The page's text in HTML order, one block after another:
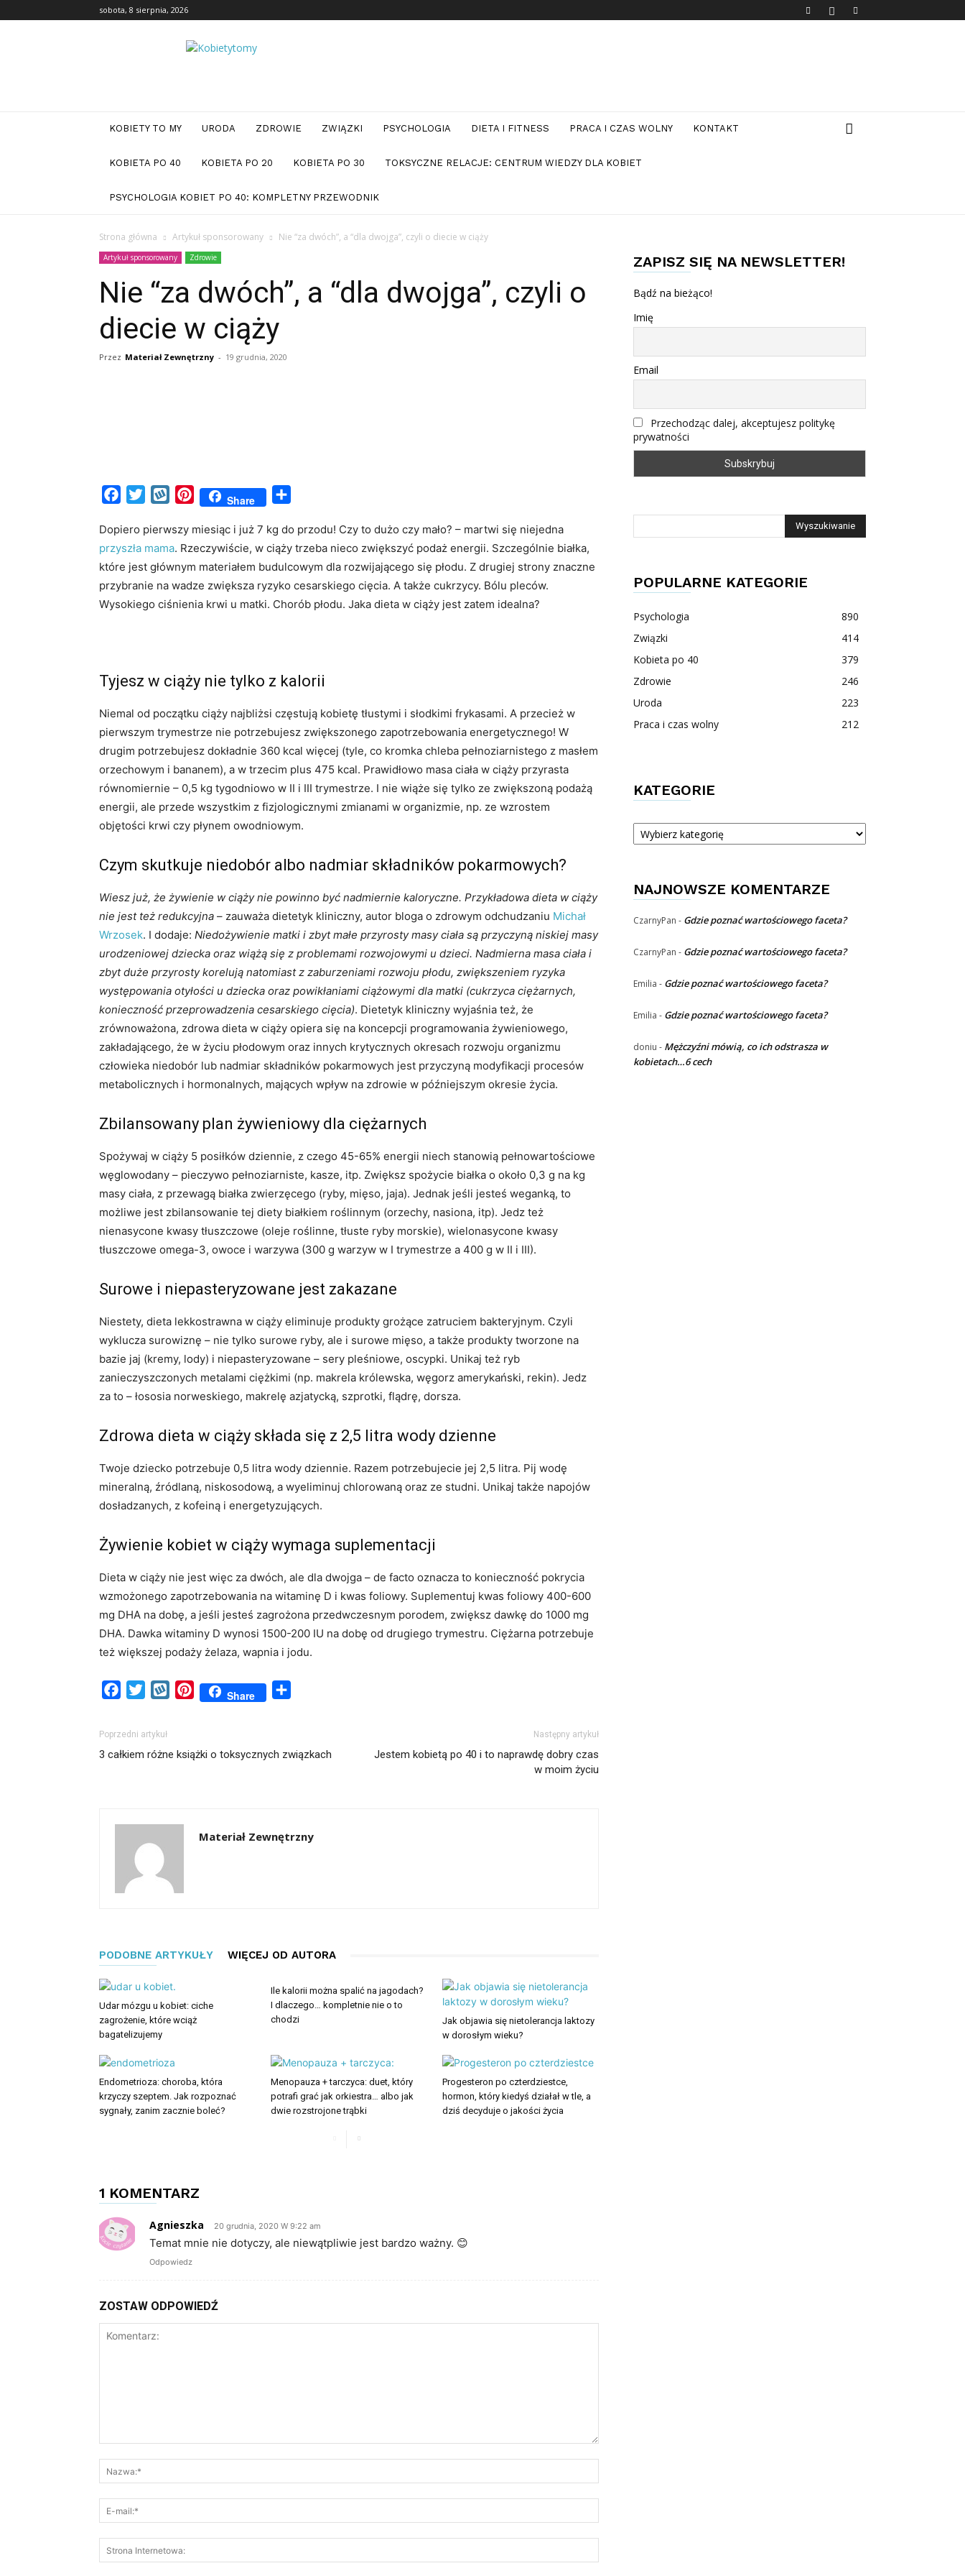
sobota, 8 sierpnia, 2026
Kobiety
KOBIETY TO MY URODA ZDROWIE ZWIĄZKI PSYCHOLOGIA DIETA I FITNESS PRACA I CZAS WOLNY KONTAKT
KOBIETA PO 40 KOBIETA PO 20 KOBIETA PO 30 TOKSYCZNE RELACJE: CENTRUM WIEDZY DLA KOBIET
PSYCHOLOGIA KOBIET PO 40: KOMPLETNY PRZEWODNIK
Strona główna Artykuł sponsorowany Nie “za dwóch”, a “dla dwojga”, czyli o diecie w ciąży
Artykuł sponsorowany Zdrowie
Nie “za dwóch”, a “dla dwojga”, czyli o
diecie w ciąży
Przez Materiał Zewnętrzny - 19 grudnia, 2020
FacebookTwitterWykopPinterestShare
Dopiero pierwszy miesiąc i już 7 kg do przodu! Czy to dużo czy mało? – martwi się niejedna
przyszła mama. Rzeczywiście, w ciąży trzeba nieco zwiększyć podaż energii. Szczególnie białka,
które jest głównym materiałem budulcowym dla rozwijającego się płodu. Z drugiej strony znaczne
przybranie na wadze zwiększa ryzyko cesarskiego cięcia. A także cukrzycy. Bólu pleców.
Wysokiego ciśnienia krwi u matki. Chorób płodu. Jaka dieta w ciąży jest zatem idealna?
Tyjesz w ciąży nie tylko z kalorii
Niemal od początku ciąży najbliżsi częstują kobietę tłustymi i słodkimi frykasami. A przecież w
pierwszym trymestrze nie potrzebujesz zwiększonego zapotrzebowania energetycznego! W
drugim potrzebujesz dokładnie 360 kcal więcej (tyle, co kromka chleba pełnoziarnistego z masłem
orzechowym i bananem), a w trzecim plus 475 kcal. Prawidłowo masa ciała w ciąży przyrasta
równomiernie – 0,5 kg tygodniowo w II i III trymestrze. I nie wiąże się tylko ze zwiększoną podażą
energii, ale przede wszystkim z fizjologicznymi zmianami w organizmie, np. ze wzrostem
objętości krwi czy płynem owodniowym.
Czym skutkuje niedobór albo nadmiar składników pokarmowych?
Wiesz już, że żywienie w ciąży nie powinno być nadmiernie kaloryczne. Przykładowa dieta w ciąży
nie jest też redukcyjna – zauważa dietetyk kliniczny, autor bloga o zdrowym odchudzaniu Michał
Wrzosek. I dodaje: Niedożywienie matki i zbyt małe przyrosty masy ciała są przyczyną niskiej masy
urodzeniowej dziecka oraz wiążą się z problemami rozwojowymi u dzieci. Nadmierna masa ciała i
zbyt duże przyrosty korelują natomiast z zaburzeniami rozwoju płodu, zwiększeniem ryzyka
występowania otyłości u dziecka oraz powikłaniami ciążowymi dla matki (cukrzyca ciężarnych,
konieczność przeprowadzenia cesarskiego cięcia). Dietetyk kliniczny wyjaśnia też, że
zrównoważona, zdrowa dieta w ciąży opiera się na koncepcji programowania żywieniowego,
zakładającego, że w życiu płodowym oraz innych krytycznych okresach rozwoju organizmu
człowieka niedobór lub nadmiar składników pokarmowych jest przyczyną modyfikacji procesów
metabolicznych i hormonalnych, mających wpływ na zdrowie w późniejszym okresie życia.
Zbilansowany plan żywieniowy dla ciężarnych
Spożywaj w ciąży 5 posiłków dziennie, z czego 45-65% energii niech stanowią pełnowartościowe
węglowodany – pieczywo pełnoziarniste, kasze, itp. Zwiększ spożycie białka o około 0,3 g na kg
masy ciała, z przewagą białka zwierzęcego (ryby, mięso, jaja). Jednak jeśli jesteś weganką, to
możliwe jest zbilansowanie tej diety białkiem roślinnym (orzechy, nasiona, itp). Jedz też
nienasycone kwasy tłuszczowe (oleje roślinne, tłuste ryby morskie), wielonasycone kwasy
tłuszczowe omega-3, owoce i warzywa (300 g warzyw w I trymestrze a 400 g w II i III).
Surowe i niepasteryzowane jest zakazane
Niestety, dieta lekkostrawna w ciąży eliminuje produkty grożące zatruciem bakteryjnym. Czyli
wyklucza surowiznę – nie tylko surowe ryby, ale i surowe mięso, a także produkty tworzone na
bazie jaj (kremy, lody) i niepasteryzowane – sery pleśniowe, oscypki. Unikaj też ryb
zanieczyszczonych metalami ciężkimi (np. makrela królewska, węgorz amerykański, rekin). Jedz
za to – łososia norweskiego, makrelę azjatycką, szprotki, flądrę, dorsza.
Zdrowa dieta w ciąży składa się z 2,5 litra wody dzienne
Twoje dziecko potrzebuje 0,5 litra wody dziennie. Razem potrzebujecie jej 2,5 litra. Pij wodę
mineralną, źródlaną, niskosodową, a wyeliminuj chlorowaną oraz ze studni. Unikaj także napojów
dosładzanych, z kofeiną i energetyzujących.
Żywienie kobiet w ciąży wymaga suplementacji
Dieta w ciąży nie jest więc za dwóch, ale dla dwojga – de facto oznacza to konieczność pokrycia
wzmożonego zapotrzebowania na witaminę D i kwas foliowy. Suplementuj kwas foliowy 400-600
mg DHA na dobę, a jeśli jesteś zagrożona przedwczesnym porodem, zwiększ dawkę do 1000 mg
DHA. Dawka witaminy D wynosi 1500-200 IU na dobę od drugiego trymestru. Ciężarna potrzebuje
też większej podaży żelaza, wapnia i jodu.
FacebookTwitterWykopPinterestShare
Poprzedni artykuł
3 całkiem różne książki o toksycznych związkach
Następny artykuł
Jestem kobietą po 40 i to naprawdę dobry czas
w moim życiu
Materiał Zewnętrzny
PODOBNE ARTYKUŁY WIĘCEJ OD AUTORA
Udar mózgu u kobiet: ciche
zagrożenie, które wciąż
bagatelizujemy
Ile kalorii można spalić na jagodach?
I dlaczego… kompletnie nie o to
chodzi
Jak objawia się nietolerancja laktozy
w dorosłym wieku?
Endometrioza: choroba, która
krzyczy szeptem. Jak rozpoznać
sygnały, zanim zacznie boleć?
Menopauza + tarczyca: duet, który
potrafi grać jak orkiestra… albo jak
dwie rozstrojone trąbki
Progesteron po czterdziestce,
hormon, który kiedyś działał w tle, a
dziś decyduje o jakości życia
1 KOMENTARZ
Agnieszka 20 grudnia, 2020 W 9:22 am
Temat mnie nie dotyczy, ale niewątpliwie jest bardzo ważny. 😊
Odpowiedz
ZOSTAW ODPOWIEDŹ
ZAPISZ SIĘ NA NEWSLETTER!
Bądź na bieżąco!
Imię
Email
Przechodząc dalej, akceptujesz politykę
prywatności
POPULARNE KATEGORIE
Psychologia
890
Związki
414
Kobieta po 40
379
Zdrowie
246
Uroda
223
Praca i czas wolny
212
KATEGORIE
Kategorie
NAJNOWSZE KOMENTARZE
CzarnyPan - Gdzie poznać wartościowego faceta?
CzarnyPan - Gdzie poznać wartościowego faceta?
Emilia - Gdzie poznać wartościowego faceta?
Emilia - Gdzie poznać wartościowego faceta?
doniu - Mężczyźni mówią, co ich odstrasza w
kobietach…6 cech